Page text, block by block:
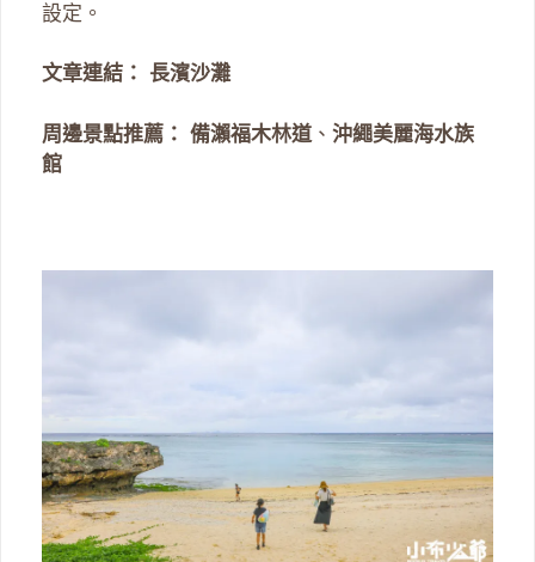
設定。
文章連結： 長濱沙灘
周邊景點推薦： 備瀨福木林道 、 沖繩美麗海水族
館